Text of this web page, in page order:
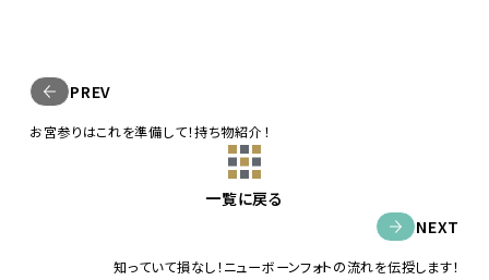
PREV
お宮参りはこれを準備して！持ち物紹介！
一覧に戻る
NEXT
知っていて損なし！ニューボーンフォトの流れを伝授します！